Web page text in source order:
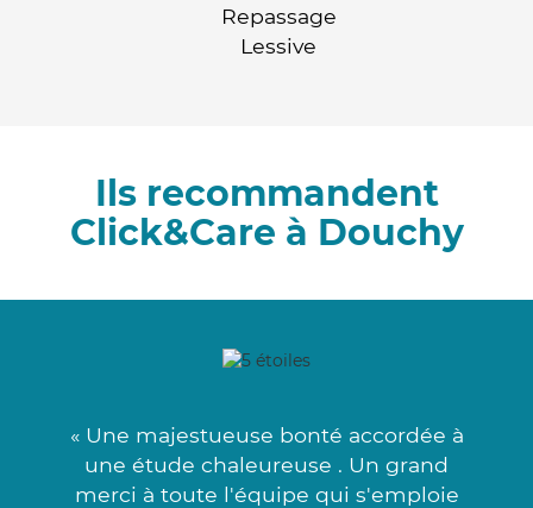
Repassage
Lessive
Ils recommandent
Click&Care à Douchy
« Une majestueuse bonté accordée à
une étude chaleureuse . Un grand
merci à toute l'équipe qui s'emploie